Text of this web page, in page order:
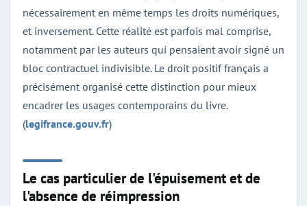
nécessairement en même temps les droits numériques,
et inversement. Cette réalité est parfois mal comprise,
notamment par les auteurs qui pensaient avoir signé un
bloc contractuel indivisible. Le droit positif français a
précisément organisé cette distinction pour mieux
encadrer les usages contemporains du livre.
(legifrance.gouv.fr)
Le cas particulier de l'épuisement et de
l'absence de réimpression